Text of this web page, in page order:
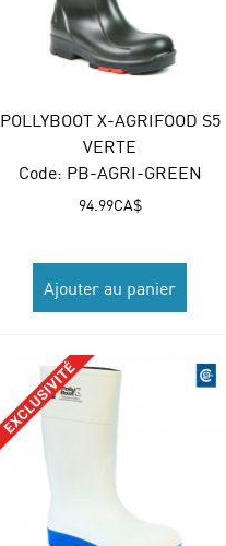
POLLYBOOT X-AGRIFOOD S5
VERTE
Code: PB-AGRI-GREEN
CA$
94.99
Ajouter au panier